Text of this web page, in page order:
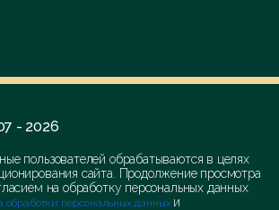
- 2026
пользователей обрабатываются в целях
сайта. Продолжение просмотра
на обработку персональных данных
обработки персональных данных и